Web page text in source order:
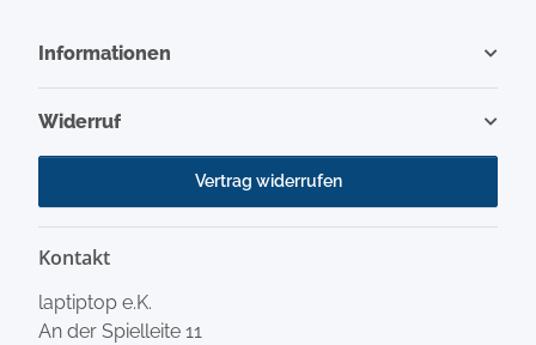
Informationen
Widerruf
Vertrag widerrufen
Kontakt
laptiptop e.K.
An der Spielleite 11